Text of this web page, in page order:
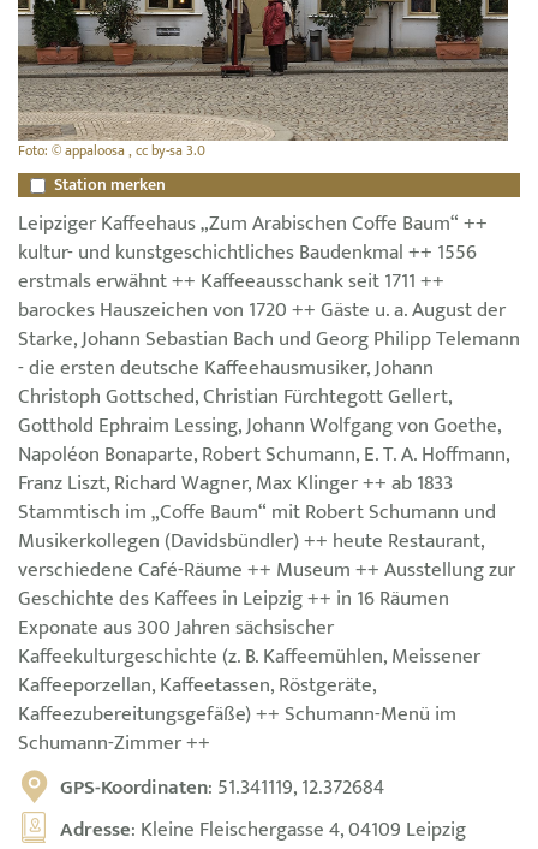
Foto: © appaloosa , cc by-sa 3.0
Station merken
Leipziger Kaffeehaus „Zum Arabischen Coffe Baum“ ++
kultur- und kunstgeschichtliches Baudenkmal ++ 1556
erstmals erwähnt ++ Kaffeeausschank seit 1711 ++
barockes Hauszeichen von 1720 ++ Gäste u. a. August der
Starke, Johann Sebastian Bach und Georg Philipp Telemann
- die ersten deutsche Kaffeehausmusiker, Johann
Christoph Gottsched, Christian Fürchtegott Gellert,
Gotthold Ephraim Lessing, Johann Wolfgang von Goethe,
Napoléon Bonaparte, Robert Schumann, E. T. A. Hoffmann,
Franz Liszt, Richard Wagner, Max Klinger ++ ab 1833
Stammtisch im „Coffe Baum“ mit Robert Schumann und
Musikerkollegen (Davidsbündler) ++ heute Restaurant,
verschiedene Café-Räume ++ Museum ++ Ausstellung zur
Geschichte des Kaffees in Leipzig ++ in 16 Räumen
Exponate aus 300 Jahren sächsischer
Kaffeekulturgeschichte (z. B. Kaffeemühlen, Meissener
Kaffeeporzellan, Kaffeetassen, Röstgeräte,
Kaffeezubereitungsgefäße) ++ Schumann-Menü im
Schumann-Zimmer ++
GPS-Koordinaten: 51.341119, 12.372684
Adresse: Kleine Fleischergasse 4, 04109 Leipzig